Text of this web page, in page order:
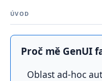
ÚVOD
Proč mě GenUI
Oblast ad-hoc